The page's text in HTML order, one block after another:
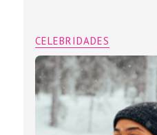
CELEBRIDADES